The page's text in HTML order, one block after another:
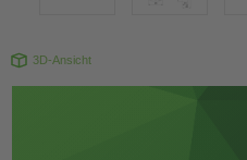
3D-Ansicht